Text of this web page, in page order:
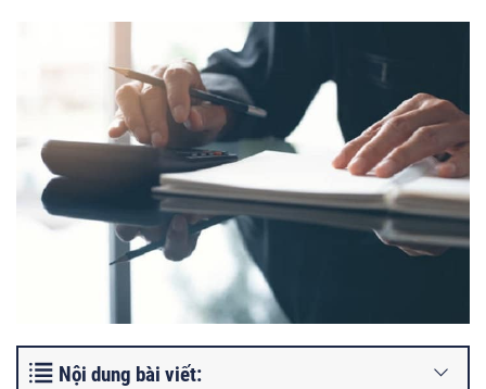
Nội dung bài viết: